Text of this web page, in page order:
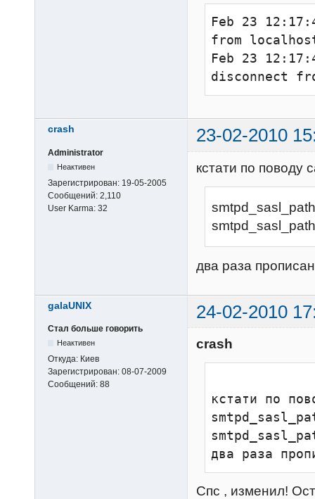
Feb 23
from
Feb 23
disconnect
crash 23-02-2010
Administrator
Неактивен
Зарегистрирован: 19-05-2005
Сообщений: 2,110
User Karma: 32
кстати по поводу
два раза
galaUNIX 24-02-2010
Стал больше говорить
Неактивен
Откуда: Киев
Зарегистрирован: 08-07-2009
Сообщений: 88
crash
кстати по
два раза
Спс , изменил!